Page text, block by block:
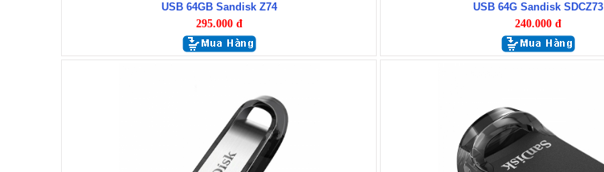
USB 64GB Sandisk Z74
295.000 đ
USB 64G Sandisk SDCZ73
240.000 đ